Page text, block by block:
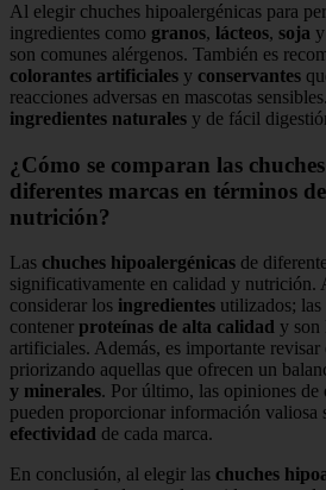
Al elegir chuches hipoalergénicas para
ingredientes como granos, lácteos, soja y
son comunes alérgenos. También es
colorantes artificiales y conservantes
reacciones adversas en mascotas
ingredientes naturales y de fácil
¿Cómo se comparan las
diferentes marcas en términos
nutrición?
Las chuches hipoalergénicas de
significativamente en calidad y nutrición.
considerar los ingredientes utilizados; las
contener proteínas de alta calidad y son
artificiales. Además, es importante revisar
priorizando aquellas que ofrecen un
y minerales. Por último, las opiniones de
pueden proporcionar información valiosa
efectividad de cada marca.
En conclusión, al elegir las chuches